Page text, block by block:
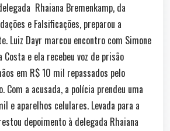
Rhaiana Bremenkamp, da
e Falsificações, preparou a
Luiz Dayr marcou encontro com Simone
Costa e ela recebeu voz de prisão
em R$ 10 mil repassados pelo
Com a acusada, a polícia prendeu uma
e aparelhos celulares. Levada para a
depoimento à delegada Rhaiana